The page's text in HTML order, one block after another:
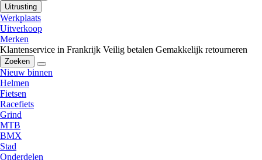
Uitrusting
Werkplaats
Uitverkoop
Merken
Klantenservice in Frankrijk Veilig betalen Gemakkelijk retourneren
Zoeken
Nieuw binnen
Helmen
Fietsen
Racefiets
Grind
MTB
BMX
Stad
Onderdelen